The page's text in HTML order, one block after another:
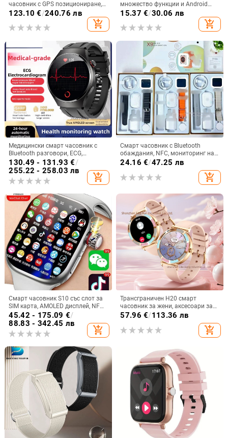
часовник с GPS позициониране,
кръгъл циферблат, слот за SIM
123.10 €/240.76 лв
add_shopping_cart
множество функции и Android
съвместимост
15.37 €/30.06 лв
add_shopping_cart
Медицински смарт часовник с
Bluetooth разговори, ECG,
измерване на кръвно налягане,
пулс и мониторинг на здравето
(липиди в кръвта и урикова
киселина)
130.49 - 131.93 €/
255.22 - 258.03 лв
add_shopping_cart
Смарт часовник с Bluetooth
обаждания, NFC, мониторинг на
сърдечната честота,
проследяване на съня и ниво на
кислород в кръвта; комплект със
заряден кабел и два ремъка
24.16 €/47.25 лв
add_shopping_cart
Смарт часовник S10 със слот за
SIM карта, AMOLED дисплей, NFC,
мониторинг на сърдечната
честота и камера
45.42 - 175.09 €/
88.83 - 342.45 лв
add_shopping_cart
Трансграничен H20 смарт
часовник за жени, аксесоари за
здраве, обаждане на сън,
наблюдение на физиологичния
цикъл на жените, носене на
57.96 €/113.36 лв
add_shopping_cart